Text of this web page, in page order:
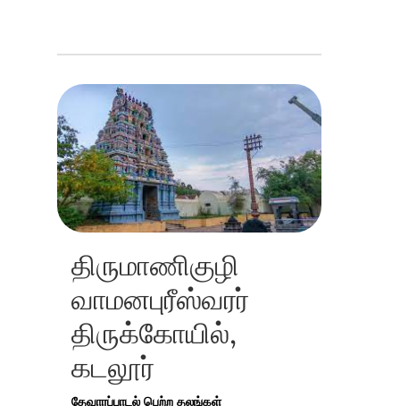
திருமாணிகுழி
வாமனபுரீஸ்வரர்
திருக்கோயில்,
கடலூர்
தேவாரப்பாடல் பெற்ற தலங்கள்